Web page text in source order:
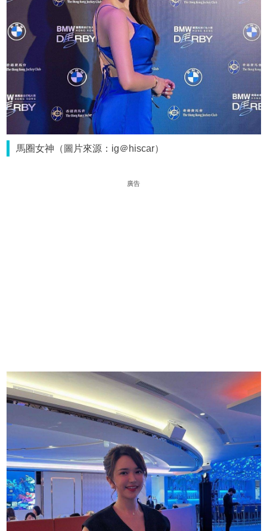
馬圈女神（圖片來源：ig＠hiscar）
廣告